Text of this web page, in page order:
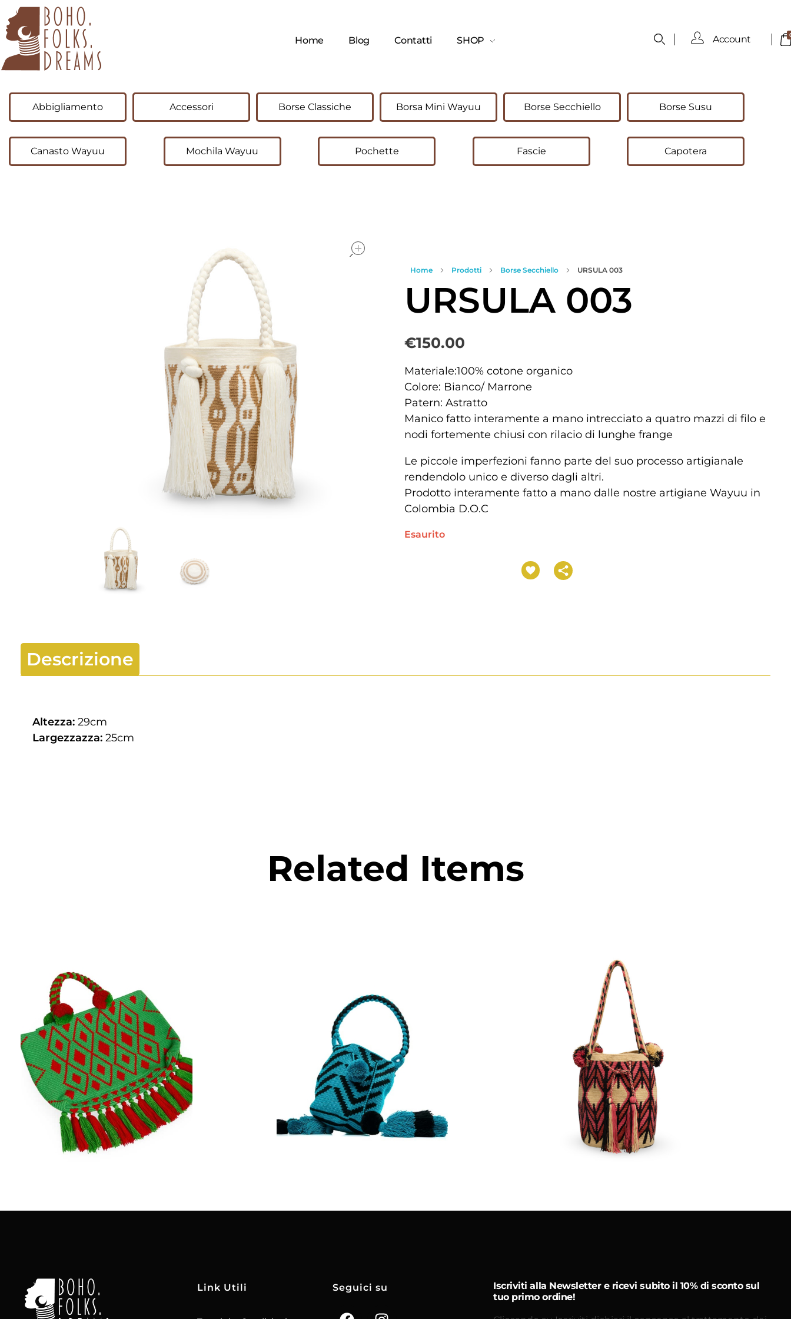
Home Blog Contatti SHOP Account
Abbigliamento Accessori Borse Classiche Borsa Mini Wayuu Borse Secchiello Borse Susu
Canasto Wayuu Mochila Wayuu Pochette Fascie Capotera
Home Prodotti Borse Secchiello URSULA 003
URSULA 003
€150.00
Materiale:100% cotone organico
Colore: Bianco/ Marrone
Patern: Astratto
Manico fatto interamente a mano intrecciato a quatro mazzi di filo e
nodi fortemente chiusi con rilacio di lunghe frange
Le piccole imperfezioni fanno parte del suo processo artigianale
rendendolo unico e diverso dagli altri.
Prodotto interamente fatto a mano dalle nostre artigiane Wayuu in
Colombia D.O.C
Esaurito
Descrizione
Altezza: 29cm
Largezzazza: 25cm
Related Items
€85.00
Aggiungi
al carrello
€95.00
Aggiungi
al carrello
€120.00
Aggiungi
al carrello
Link Utili Seguici su
Iscriviti alla Newsletter e ricevi subito il 10% di sconto sul
tuo primo ordine!